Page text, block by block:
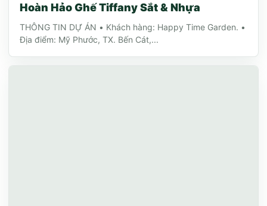
Hoàn Hảo Ghế Tiffany Sắt & Nhựa
THÔNG TIN DỰ ÁN • Khách hàng: Happy Time Garden. •
Địa điểm: Mỹ Phước, TX. Bến Cát,...